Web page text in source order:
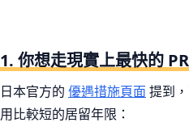
1. 你想走現實上最快的
日本官方的 優遇措施頁面提到
用比較短的居留年限：